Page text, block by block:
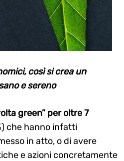
così si crea un
e sereno
green” per oltre 7
che hanno infatti
in atto, o di avere
e azioni concretamente